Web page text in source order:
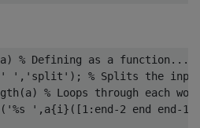
% Defining as a function...
','split'); % Splits the
% Loops through each
',a{i}([1:end-2 end end-